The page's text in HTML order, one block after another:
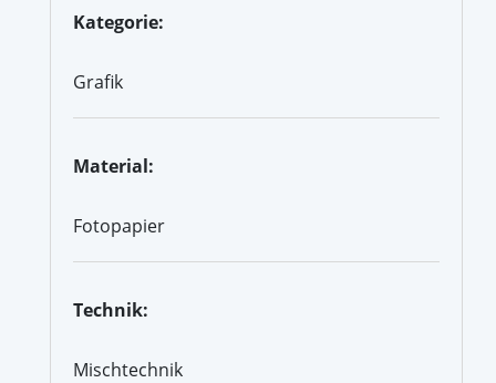
Kategorie:
Grafik
Material:
Fotopapier
Technik:
Mischtechnik